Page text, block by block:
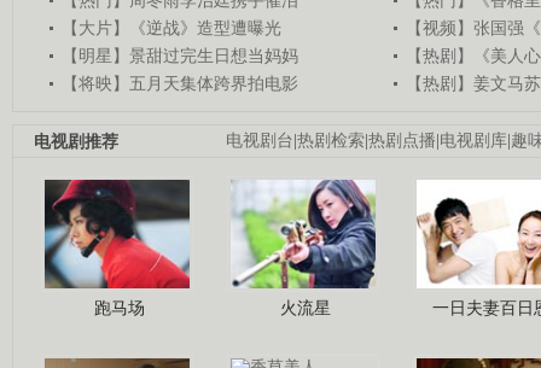
【大片】《逆战》造型遭曝光
【视频】张国强
【明星】景甜过完生日想当妈妈
【热剧】《美人
【将映】五月天集体跨界拍电影
【热剧】姜文马
电视剧台|热剧检索|热剧点播|电视剧库|趣
电视剧推荐
跑马场 火流星 一日夫妻百日